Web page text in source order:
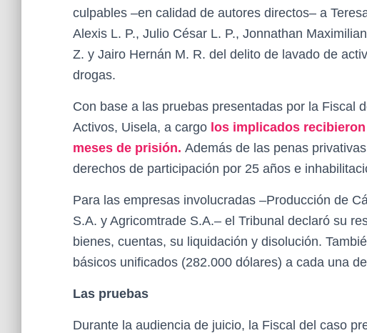
culpables –en calidad de autores directos‒ a
Alexis L. P., Julio César L. P., Jonnathan
Z. y Jairo Hernán M. R. del delito de lavado de
drogas.
Con base a las pruebas presentadas por la Fiscal
Activos, Uisela, a cargo los implicados
meses de prisión. Además de las penas
derechos de participación por 25 años e
Para las empresas involucradas –Producción de
S.A. y Agricomtrade S.A.– el Tribunal declaró su
bienes, cuentas, su liquidación y disolución.
básicos unificados (282.000 dólares) a cada una
Las pruebas
Durante la audiencia de juicio, la Fiscal del caso